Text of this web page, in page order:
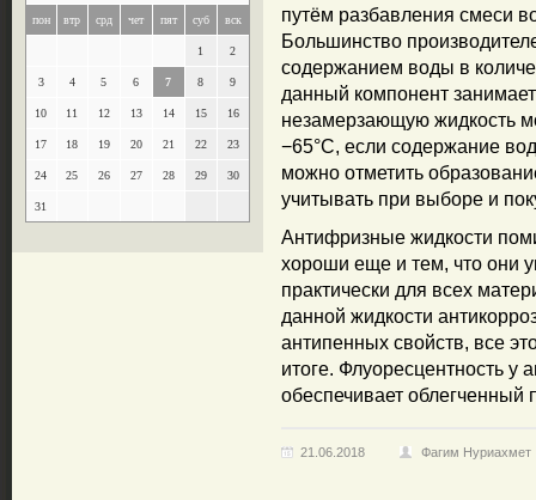
пон втр срд чет пят суб вск
1 2
3 4 5 6 7 8 9
10 11 12 13 14 15 16
17 18 19 20 21 22 23
24 25 26 27 28 29 30
31
путём разбавления смеси
Большинство
содержанием воды в
данный компонент
незамерзающую жидкость
−65°С, если содержание
можно отметить
учитывать при выборе и
Антифризные жидкости
хороши еще и тем, что они
практически для всех
данной жидкости
антипенных свойств, все
итоге. Флуоресцентность у
обеспечивает облегченный
21.06.2018 Фагим Нуриахмет